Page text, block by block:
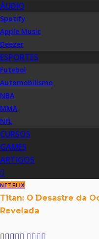
ÁUDIO
Spotify
Apple Music
Deezer
ESPORTES
Futebol
Automobilismo
NBA
MMA
NFL
CURSOS
GAMES
ARTIGOS
NETFLIX
Titan: O Desastre da
Revelada